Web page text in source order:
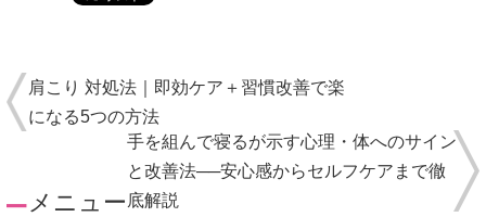
肩こり 対処法｜即効ケア＋習慣改善で楽
になる5つの方法
手を組んで寝るが示す心理・体へのサイン
と改善法──安心感からセルフケアまで徹
底解説
メニュー